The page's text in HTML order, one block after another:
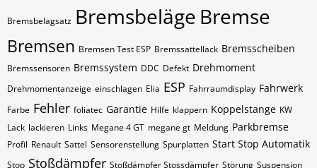
Bremsbelagsatz Bremsbeläge Bremse
Bremsen Bremsen Test ESP Bremssattellack Bremsscheiben
Bremssensoren Bremssystem DDC Defekt Drehmoment
Drehmomentanzeige einschlagen Elia ESP Fahrraumdisplay Fahrwerk
Farbe Fehler foliatec Garantie Hilfe klappern Koppelstange KW
Lack lackieren Links Megane 4 GT megane gt Meldung Parkbremse
Profil Renault Sattel Sensorenstellung Spurplatten Start Stop Automatik
Stop Stoßdämpfer Stoßdämpfer Stossdämpfer Störung Suspension